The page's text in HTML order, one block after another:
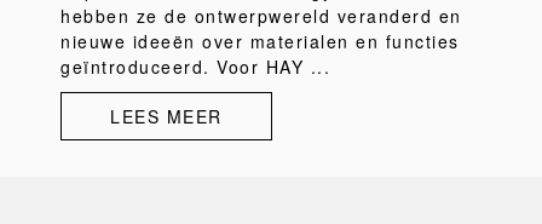
hebben ze de ontwerpwereld veranderd en
nieuwe ideeën over materialen en functies
geïntroduceerd. Voor HAY ...
LEES MEER